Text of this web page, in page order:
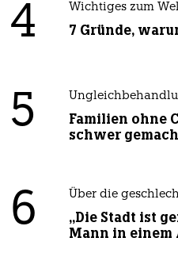
4 Wichtiges zum
7 Gründe,
5
Familien ohne
schwer
6 Über die
„Die Stadt ist
Mann in einem